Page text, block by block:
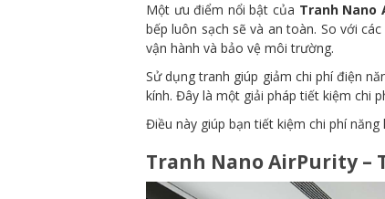
Một ưu điểm nổi bật của Tranh Nano
bếp luôn sạch sẽ và an toàn. So với
vận hành và bảo vệ môi trường.
Sử dụng tranh giúp giảm chi phí điện
kính. Đây là một giải pháp tiết kiệm chi
Điều này giúp bạn tiết kiệm chi phí
Tranh Nano AirPurity –